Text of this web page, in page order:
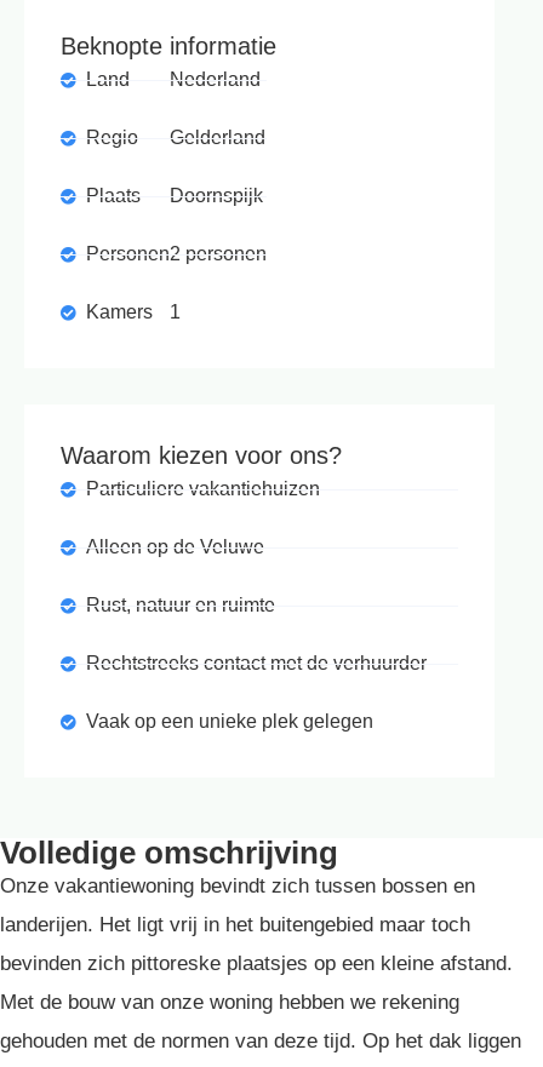
Beknopte informatie
Land
Regio
Plaats
Personen
Kamers
Nederland
Gelderland
Doornspijk
2 personen
1
Waarom kiezen voor ons?
Particuliere vakantiehuizen
Alleen op de Veluwe
Rust, natuur en ruimte
Rechtstreeks contact met de verhuurder
Vaak op een unieke plek gelegen
Volledige omschrijving
Onze vakantiewoning bevindt zich tussen bossen en
landerijen. Het ligt vrij in het buitengebied maar toch
bevinden zich pittoreske plaatsjes op een kleine afstand.
Met de bouw van onze woning hebben we rekening
gehouden met de normen van deze tijd. Op het dak liggen